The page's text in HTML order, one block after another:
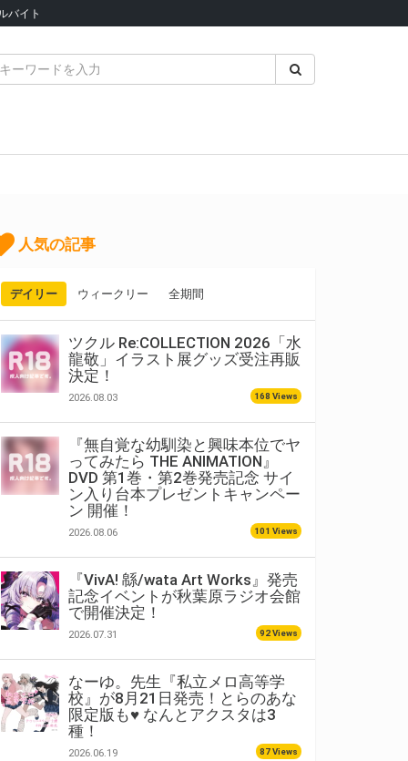
バイト
人気の記事
デイリー ウィークリー 全期間
ツクル Re:COLLECTION 2026「水
龍敬」イラスト展グッズ受注再販
決定！
2026.08.03 168 Views
『無自覚な幼馴染と興味本位でヤ
ってみたら THE ANIMATION』
DVD 第1巻・第2巻発売記念 サイ
ン入り台本プレゼントキャンペー
ン 開催！
2026.08.06 101 Views
『VivA! 緜/wata Art Works』発売
記念イベントが秋葉原ラジオ会館
で開催決定！
2026.07.31 92 Views
なーゆ。先生『私立メロ高等学
校』が8月21日発売！とらのあな
限定版も♥ なんとアクスタは3
種！
2026.06.19 87 Views